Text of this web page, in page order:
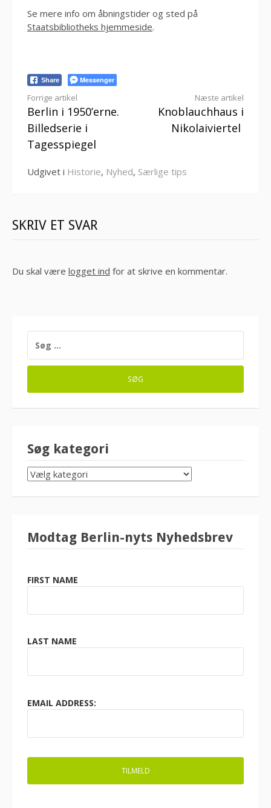
Se mere info om åbningstider og sted på
Staatsbibliotheks hjemmeside.
Share Messenger
Læs
videre
Forrige artikel
Berlin i 1950’erne.
Billedserie i
Tagesspiegel
Næste artikel
Knoblauchhaus i
Nikolaiviertel
Udgivet i Historie, Nyhed, Særlige tips
SKRIV ET SVAR
Du skal være logget ind for at skrive en kommentar.
EFTER:
Søg kategori
SØG
KATEGORI
Modtag Berlin-nyts Nyhedsbrev
FIRST NAME
LAST NAME
EMAIL ADDRESS: